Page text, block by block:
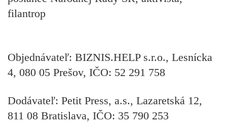
filantrop
Objednávateľ: BIZNIS.HELP s.r.o., Lesnícka
4, 080 05 Prešov, IČO: 52 291 758
Dodávateľ: Petit Press, a.s., Lazaretská 12,
811 08 Bratislava, IČO: 35 790 253